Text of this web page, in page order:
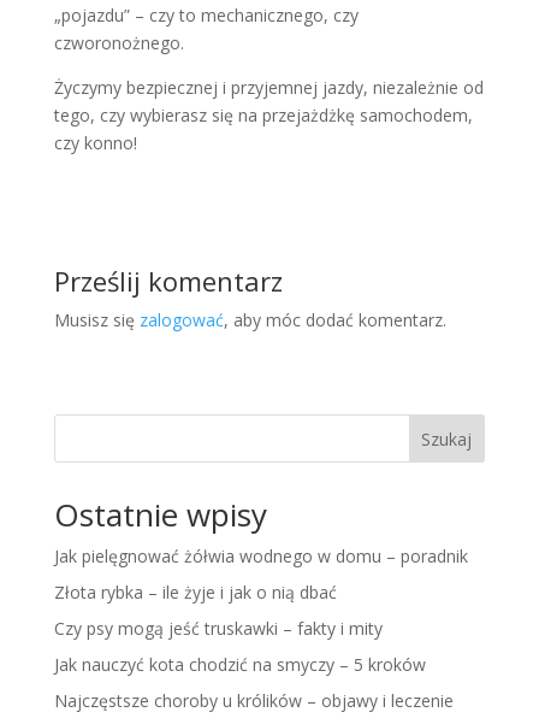
„pojazdu” – czy to mechanicznego, czy
czworonożnego.
Życzymy bezpiecznej i przyjemnej jazdy, niezależnie od
tego, czy wybierasz się na przejażdżkę samochodem,
czy konno!
Prześlij komentarz
Musisz się zalogować, aby móc dodać komentarz.
Szukaj
Ostatnie wpisy
Jak pielęgnować żółwia wodnego w domu – poradnik
Złota rybka – ile żyje i jak o nią dbać
Czy psy mogą jeść truskawki – fakty i mity
Jak nauczyć kota chodzić na smyczy – 5 kroków
Najczęstsze choroby u królików – objawy i leczenie